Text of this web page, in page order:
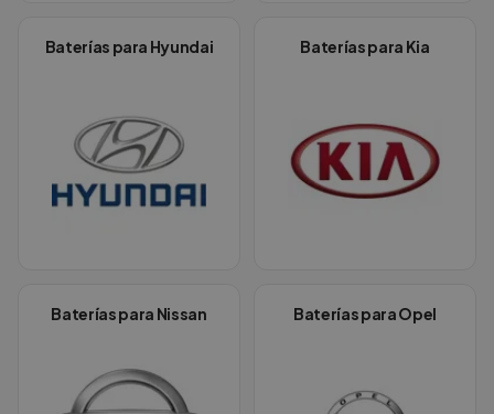
Baterías para Hyundai Baterías para Kia
Baterías para Nissan Baterías paraOpel